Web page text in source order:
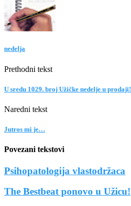
nedelja
Prethodni tekst
U sredu 1029. broj Užičke nedelje u prodaji!
Naredni tekst
Jutros mi je…
Povezani tekstovi
Psihopatologija vlastodržaca
The Bestbeat ponovo u Užicu!